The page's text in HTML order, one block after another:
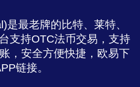
是最老牌的比特、莱特、
支持OTC法币交易，支持
，安全方便快捷，欧易下
链接。